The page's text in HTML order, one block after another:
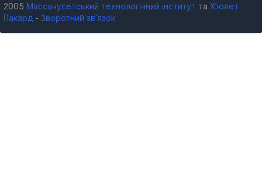
2005 Массачусетський технологічний інститут та Х’юлет
Пакард - Зворотний зв’язок